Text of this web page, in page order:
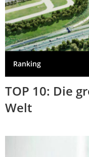
Ranking
TOP 10: Die
Welt